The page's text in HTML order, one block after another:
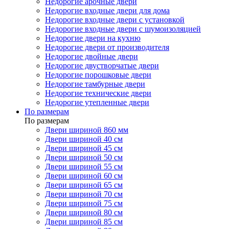
Недорогие входные двери для дома
Недорогие входные двери с установкой
Недорогие входные двери с шумоизоляцией
Недорогие двери на кухню
Недорогие двери от производителя
Недорогие двойные двери
Недорогие двустворчатые двери
Недорогие порошковые двери
Недорогие тамбурные двери
Недорогие технические двери
Недорогие утепленные двери
По размерам
По размерам
Двери шириной 860 мм
Двери шириной 40 см
Двери шириной 45 см
Двери шириной 50 см
Двери шириной 55 см
Двери шириной 60 см
Двери шириной 65 см
Двери шириной 70 см
Двери шириной 75 см
Двери шириной 80 см
Двери шириной 85 см